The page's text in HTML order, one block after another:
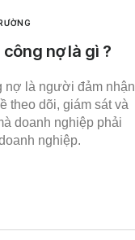
nợ là gì ?
nợ là người đảm nhận
theo dõi, giám sát và
doanh nghiệp phải
nghiệp.